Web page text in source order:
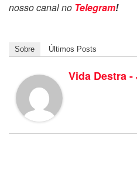
nosso canal no Telegram!
Sobre Últimos Posts
Vida Destra